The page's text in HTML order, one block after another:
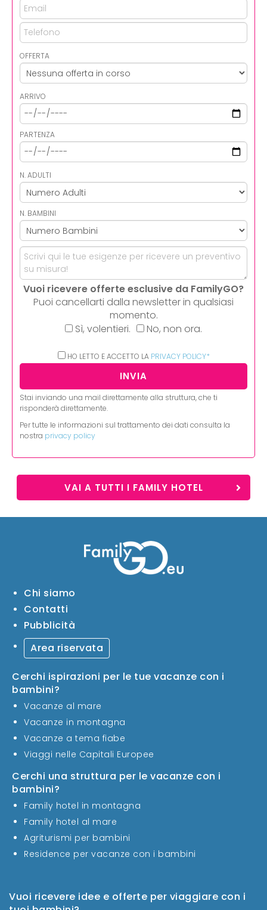
OFFERTA
ARRIVO
PARTENZA
N. ADULTI
N. BAMBINI
Vuoi ricevere offerte esclusive da FamilyGO?
Puoi cancellarti dalla newsletter in qualsiasi
momento.
Sì, volentieri.
No, non ora.
HO LETTO E ACCETTO LA PRIVACY POLICY*
Stai inviando una mail direttamente alla struttura, che ti
risponderà direttamente.
Per tutte le informazioni sul trattamento dei dati consulta la
nostra privacy policy
VAI A TUTTI I FAMILY HOTEL
Vuoi ricevere idee e offerte per viaggiare con i
Chi siamo
Contatti
Pubblicità
Area riservata
Cerchi ispirazioni per le tue vacanze con i
bambini?
Vacanze al mare
Vacanze in montagna
Vacanze a tema fiabe
Viaggi nelle Capitali Europee
Cerchi una struttura per le vacanze con i
bambini?
Family hotel in montagna
Family hotel al mare
Agriturismi per bambini
Residence per vacanze con i bambini